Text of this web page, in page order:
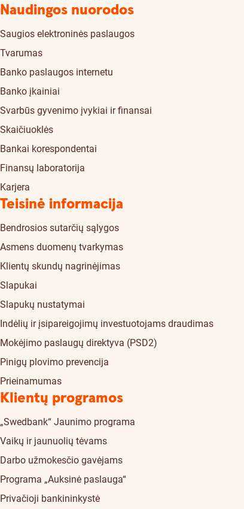
Naudingos nuorodos
Saugios elektroninės paslaugos
Tvarumas
Banko paslaugos internetu
Banko įkainiai
Svarbūs gyvenimo įvykiai ir finansai
Skaičiuoklės
Bankai korespondentai
Finansų laboratorija
Karjera
Teisinė informacija
Bendrosios sutarčių sąlygos
Asmens duomenų tvarkymas
Klientų skundų nagrinėjimas
Slapukai
Slapukų nustatymai
Indėlių ir įsipareigojimų investuotojams draudimas
Mokėjimo paslaugų direktyva (PSD2)
Pinigų plovimo prevencija
Prieinamumas
Klientų programos
„Swedbank“ Jaunimo programa
Vaikų ir jaunuolių tėvams
Darbo užmokesčio gavėjams
Programa „Auksinė paslauga“
Privačioji bankininkystė